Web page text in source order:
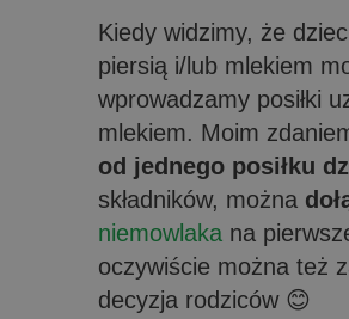
Kiedy widzimy, że
piersią i/lub mlekiem
wprowadzamy posiłki
mlekiem. Moim
od jednego posiłku
składników, można
niemowlaka na
oczywiście można też
decyzja rodziców 😊